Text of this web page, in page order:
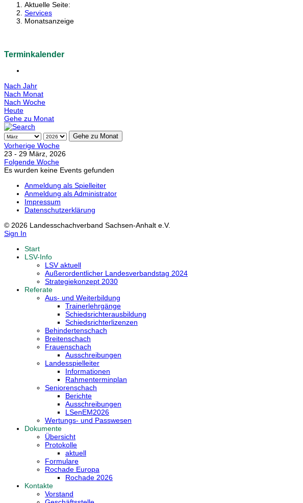
Aktuelle Seite:
Services
Monatsanzeige
Terminkalender
Nach Jahr
Nach Monat
Nach Woche
Heute
Gehe zu Monat
Gehe zu Monat
Vorherige Woche
23 - 29 März, 2026
Folgende Woche
Es wurden keine Events gefunden
Anmeldung als Spielleiter
Anmeldung als Administrator
Impressum
Datenschutzerklärung
© 2026 Landesschachverband Sachsen-Anhalt e.V.
Sign In
Start
LSV-Info
LSV aktuell
Außerordentlicher Landesverbandstag 2024
Strategiekonzept 2030
Referate
Aus- und Weiterbildung
Trainerlehrgänge
Schiedsrichterausbildung
Schiedsrichterlizenzen
Behindertenschach
Breitenschach
Frauenschach
Ausschreibungen
Landesspielleiter
Informationen
Rahmenterminplan
Seniorenschach
Berichte
Ausschreibungen
LSenEM2026
Wertungs- und Passwesen
Dokumente
Übersicht
Protokolle
aktuell
Formulare
Rochade Europa
Rochade 2026
Kontakte
Vorstand